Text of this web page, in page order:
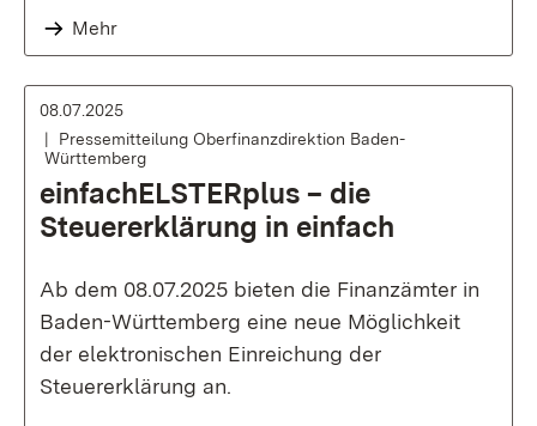
Mehr
08.07.2025
Pressemitteilung Oberfinanzdirektion Baden-
Württemberg
einfachELSTERplus – die
Steuererklärung in einfach
Ab dem 08.07.2025 bieten die Finanzämter in
Baden-Württemberg eine neue Möglichkeit
der elektronischen Einreichung der
Steuererklärung an.